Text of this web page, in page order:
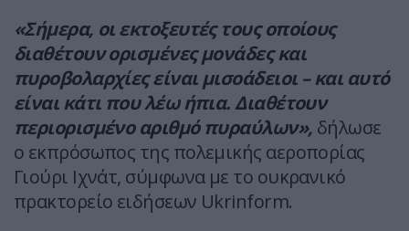
«Σήμερα, οι εκτοξευτές τους οποίους
διαθέτουν ορισμένες μονάδες και
πυροβολαρχίες είναι μισοάδειοι – και αυτό
είναι κάτι που λέω ήπια. Διαθέτουν
περιορισμένο αριθμό πυραύλων», δήλωσε
ο εκπρόσωπος της πολεμικής αεροπορίας
Γιούρι Ιχνάτ, σύμφωνα με το ουκρανικό
πρακτορείο ειδήσεων Ukrinform.